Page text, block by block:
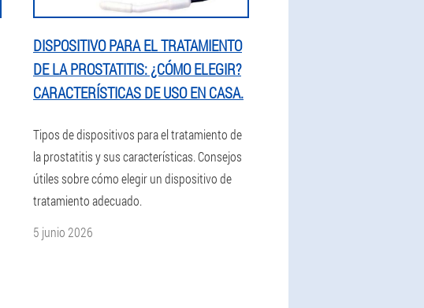
DISPOSITIVO PARA EL TRATAMIENTO
DE LA PROSTATITIS: ¿CÓMO ELEGIR?
CARACTERÍSTICAS DE USO EN CASA.
Tipos de dispositivos para el tratamiento de
la prostatitis y sus características. Consejos
útiles sobre cómo elegir un dispositivo de
tratamiento adecuado.
5 junio 2026